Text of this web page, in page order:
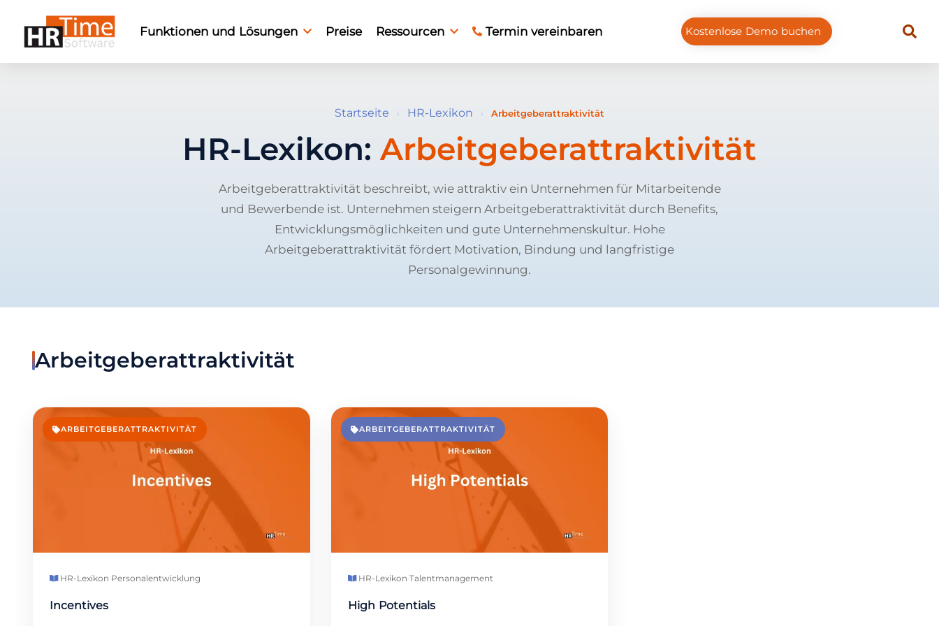
Funktionen und Lösungen Preise Ressourcen Termin vereinbaren Kostenlose Demo buchen
Startseite › HR-Lexikon › Arbeitgeberattraktivität
HR-Lexikon: Arbeitgeberattraktivität
Arbeitgeberattraktivität beschreibt, wie attraktiv ein Unternehmen für Mitarbeitende
und Bewerbende ist. Unternehmen steigern Arbeitgeberattraktivität durch Benefits,
Entwicklungsmöglichkeiten und gute Unternehmenskultur. Hohe
Arbeitgeberattraktivität fördert Motivation, Bindung und langfristige
Personalgewinnung.
Arbeitgeberattraktivität
ARBEITGEBERATTRAKTIVITÄT
HR-Lexikon·Personalentwicklung
Incentives
ARBEITGEBERATTRAKTIVITÄT
HR-Lexikon·Talentmanagement
High Potentials